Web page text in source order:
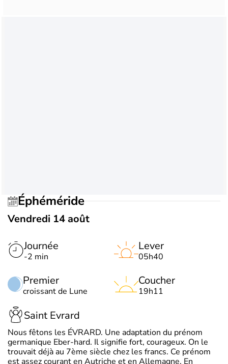
Éphéméride
Vendredi 14 août
Journée
-2 min
Premier
croissant de Lune
Lever
05h40
Coucher
19h11
Saint Evrard
Nous fêtons les ÉVRARD. Une adaptation du prénom
germanique Eber-hard. Il signifie fort, courageux. On le
trouvait déjà au 7ème siècle chez les francs. Ce prénom
est assez courant en Autriche et en Allemagne. En